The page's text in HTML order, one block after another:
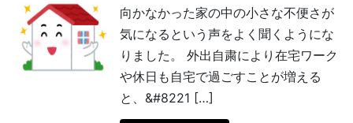
向かなかった家の中の小さな不便さが
気になるという声をよく聞くようにな
りました。 外出自粛により在宅ワーク
や休日も自宅で過ごすことが増える
と、&#8221 […]